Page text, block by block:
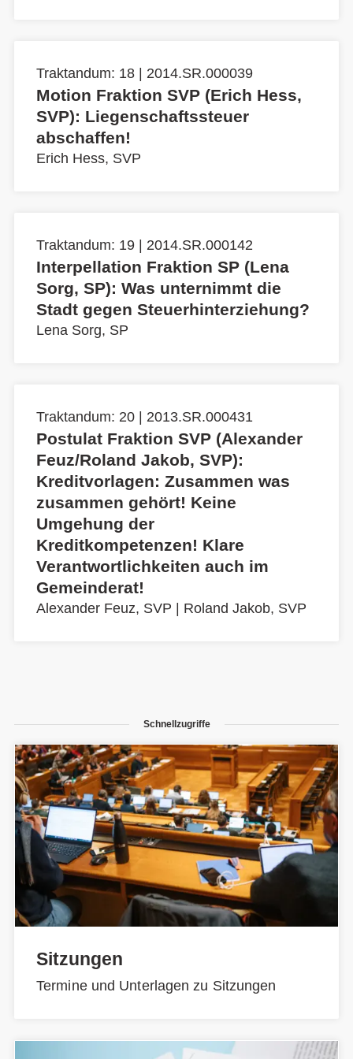
Traktandum: 18 | 2014.SR.000039
Motion Fraktion SVP (Erich Hess,
SVP): Liegenschaftssteuer
abschaffen!
Erich Hess, SVP
Traktandum: 19 | 2014.SR.000142
Interpellation Fraktion SP (Lena
Sorg, SP): Was unternimmt die
Stadt gegen Steuerhinterziehung?
Lena Sorg, SP
Traktandum: 20 | 2013.SR.000431
Postulat Fraktion SVP (Alexander
Feuz/Roland Jakob, SVP):
Kreditvorlagen: Zusammen was
zusammen gehört! Keine
Umgehung der
Kreditkompetenzen! Klare
Verantwortlichkeiten auch im
Gemeinderat!
Alexander Feuz, SVP Roland Jakob, SVP
Schnellzugriffe
Sitzungen
Termine und Unterlagen zu Sitzungen